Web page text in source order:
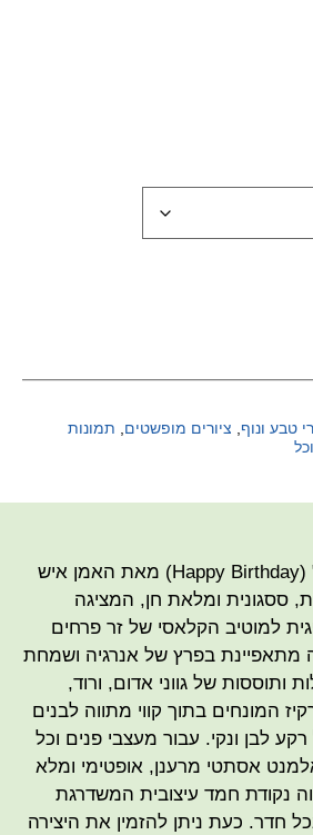
טבע ונוף, ציורים מופשטים, תמונות
הציור "יומולדת שמח" (Happy Birthday) מאת האמן איש
ססגונית ומלאת חן, המציגה
למוטיב הקלאסי של זר פרחים
מתאפיינת בפרץ של אנרגיה ושמחת
ותוססות של גווני אדום, ורוד,
המונחים בתוך קווי מתווה לבנים
רקע לבן ונקי. עבור מעצבי פנים וכל
אסתטי מרענן, אופטימי ומלא
נקודת חמד עיצובית המשדרגת
חדר. כעת ניתן להזמין את היצירה